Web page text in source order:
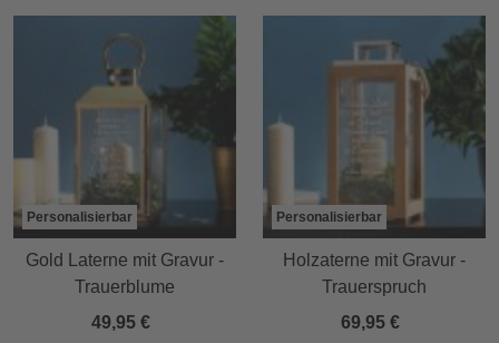
Personalisierbar
Gold Laterne mit Gravur -
Trauerblume
49,95 €
Personalisierbar
Holzaterne mit Gravur -
Trauerspruch
69,95 €